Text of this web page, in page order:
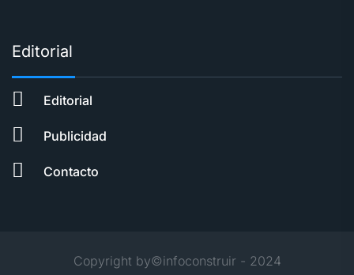
Editorial
Editorial
Publicidad
Contacto
Copyright by©infoconstruir - 2024